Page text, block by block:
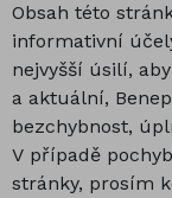
Obsah této
informativní
nejvyšší úsilí,
a aktuální,
bezchybnost,
V případě
stránky, prosím